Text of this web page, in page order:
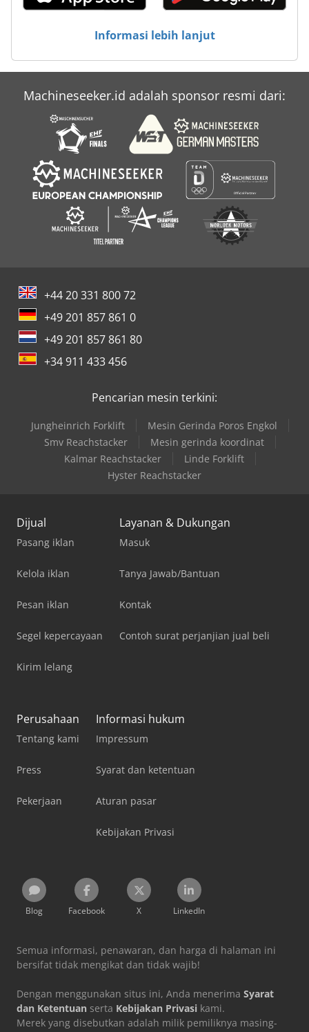
Informasi lebih lanjut
Machineseeker.id adalah sponsor resmi dari:
+44 20 331 800 72
+49 201 857 861 0
+49 201 857 861 80
+34 911 433 456
Pencarian mesin terkini:
Jungheinrich Forklift
Mesin Gerinda Poros Engkol
Smv Reachstacker
Mesin gerinda koordinat
Kalmar Reachstacker
Linde Forklift
Hyster Reachstacker
Dijual
Pasang iklan
Kelola iklan
Pesan iklan
Segel kepercayaan
Kirim lelang
Layanan & Dukungan
Masuk
Tanya Jawab/Bantuan
Kontak
Contoh surat perjanjian jual beli
Perusahaan
Tentang kami
Press
Pekerjaan
Informasi hukum
Impressum
Syarat dan ketentuan
Aturan pasar
Kebijakan Privasi
Blog Facebook X LinkedIn
Semua informasi, penawaran, dan harga di halaman ini
bersifat tidak mengikat dan tidak wajib!
Dengan menggunakan situs ini, Anda menerima Syarat
dan Ketentuan serta Kebijakan Privasi kami.
Merek yang disebutkan adalah milik pemiliknya masing-